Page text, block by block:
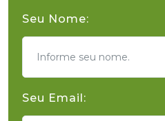
Seu Nome:
Seu Email: